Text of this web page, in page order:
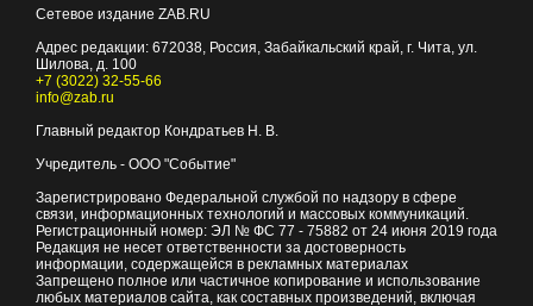
Сетевое издание ZAB.RU
Адрес редакции: 672038, Россия, Забайкальский край, г. Чита, ул.
Шилова, д. 100
+7 (3022) 32-55-66
info@zab.ru
Главный редактор Кондратьев Н. В.
Учредитель - ООО "Событие"
Зарегистрировано Федеральной службой по надзору в сфере
связи, информационных технологий и массовых коммуникаций.
Регистрационный номер: ЭЛ № ФС 77 - 75882 от 24 июня 2019 года
Редакция не несет ответственности за достоверность
информации, содержащейся в рекламных материалах
Запрещено полное или частичное копирование и использование
любых материалов сайта, как составных произведений, включая